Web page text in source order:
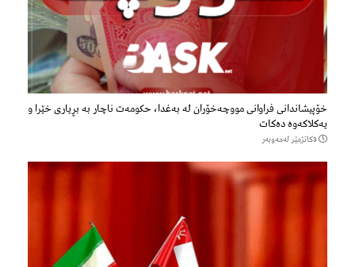
خۆپیشاندانی فراوانی مووچەخۆران لە بەغدا، حکومەت ناچار بە بڕیاری خێرا و
یەکلاکەوە دەکات
3كاتژمێر لەمەوبەر